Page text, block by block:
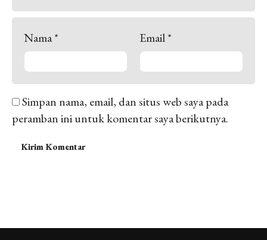
Nama* Email*
Simpan nama, email, dan situs web saya pada
peramban ini untuk komentar saya berikutnya.